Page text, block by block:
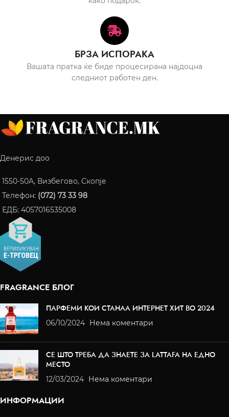
БРЗА ИСПОРАКА
Вашата пратка ќе биде процесирана најдоцна
следниот работен ден.
Денерис доо
1550-50A, Визбегово, Скопје
Телефон: (072) 73 33 98
ЕДБ: 4057016535008
FRAGRANCE БЛОГ
ПАРФЕМИ КОИ СТАНАА ИНТЕРНЕТ ХИТ ВО 2024
06/10/2024 Нема коментари
СЕ ШТО ТРЕБА ДА ЗНАЕТЕ ЗА LATTAFA НА ЕДНО
МЕСТО
12/03/2024 Нема коментари
ИНФОРМАЦИИ